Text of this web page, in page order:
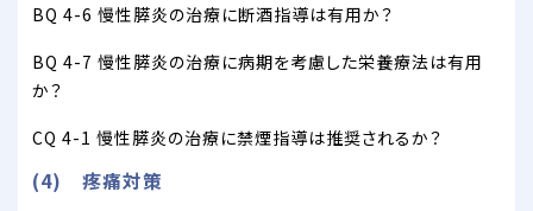
BQ 4-6 慢性膵炎の治療に断酒指導は有用か？
BQ 4-7 慢性膵炎の治療に病期を考慮した栄養療法は有用
か？
CQ 4-1 慢性膵炎の治療に禁煙指導は推奨されるか？
(4) 疼痛対策